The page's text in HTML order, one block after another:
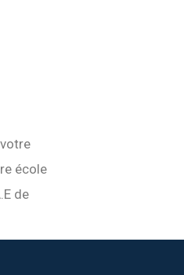
école
de